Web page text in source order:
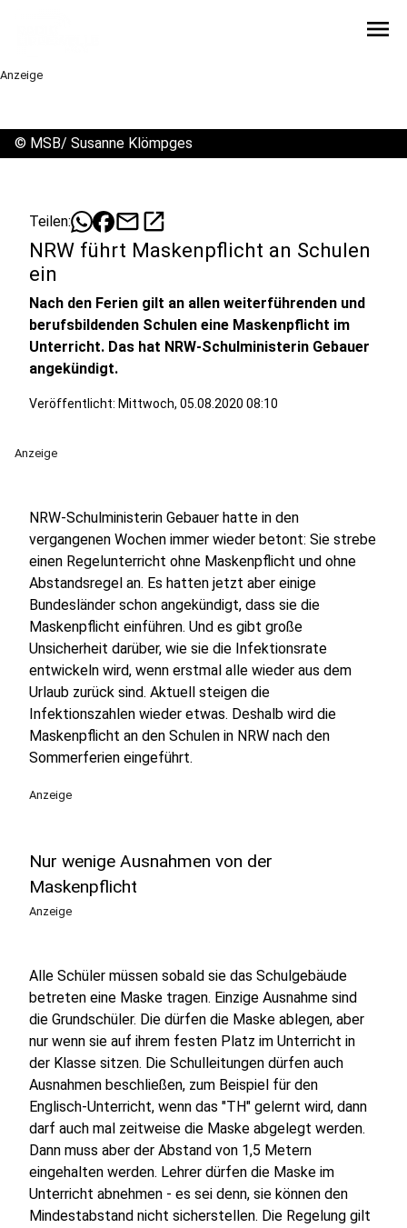
menu
Anzeige
© MSB/ Susanne Klömpges
Teilen: mailopen_in_new
NRW führt Maskenpflicht an Schulen
ein
Nach den Ferien gilt an allen weiterführenden und
berufsbildenden Schulen eine Maskenpflicht im
Unterricht. Das hat NRW-Schulministerin Gebauer
angekündigt.
Veröffentlicht: Mittwoch, 05.08.2020 08:10
Anzeige
NRW-Schulministerin Gebauer hatte in den
vergangenen Wochen immer wieder betont: Sie strebe
einen Regelunterricht ohne Maskenpflicht und ohne
Abstandsregel an. Es hatten jetzt aber einige
Bundesländer schon angekündigt, dass sie die
Maskenpflicht einführen. Und es gibt große
Unsicherheit darüber, wie sie die Infektionsrate
entwickeln wird, wenn erstmal alle wieder aus dem
Urlaub zurück sind. Aktuell steigen die
Infektionszahlen wieder etwas. Deshalb wird die
Maskenpflicht an den Schulen in NRW nach den
Sommerferien eingeführt.
Anzeige
Nur wenige Ausnahmen von der
Maskenpflicht
Anzeige
Alle Schüler müssen sobald sie das Schulgebäude
betreten eine Maske tragen. Einzige Ausnahme sind
die Grundschüler. Die dürfen die Maske ablegen, aber
nur wenn sie auf ihrem festen Platz im Unterricht in
der Klasse sitzen. Die Schulleitungen dürfen auch
Ausnahmen beschließen, zum Beispiel für den
Englisch-Unterricht, wenn das "TH" gelernt wird, dann
darf auch mal zeitweise die Maske abgelegt werden.
Dann muss aber der Abstand von 1,5 Metern
eingehalten werden. Lehrer dürfen die Maske im
Unterricht abnehmen - es sei denn, sie können den
Mindestabstand nicht sicherstellen. Die Regelung gilt